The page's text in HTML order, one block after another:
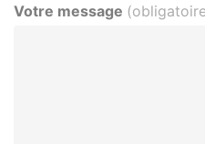
Votre message